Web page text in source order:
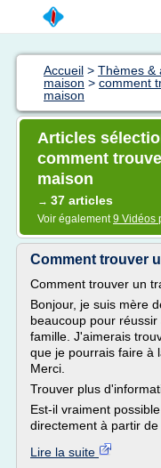
Accueil > Thèmes &
maison > comment
maison
Articles
comment
maison
→ 37 articles
Voir également9 Vidéos
Comment trouver
Comment trouver un
Bonjour, je suis mère
beaucoup pour
famille. J'aimerais
que je pourrais faire à
Merci.
Trouver plus
Est-il vraiment
directement à partir de
Lire la suite